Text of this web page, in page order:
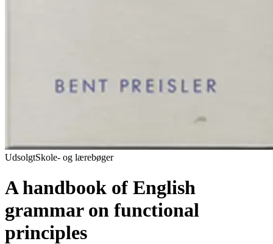
UdsolgtSkole- og lærebøger
A handbook of English
grammar on functional
principles